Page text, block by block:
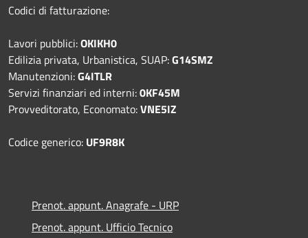
Codici di fatturazione:
Lavori pubblici:OKIKH0
Edilizia privata, Urbanistica, SUAP:G14SMZ
Manutenzioni:G4ITLR
Servizi finanziari ed interni:0KF45M
Provveditorato, Economato:VNE5IZ
Codice generico: UF9R8K
Prenot. appunt. Anagrafe - URP
Prenot. appunt. Ufficio Tecnico